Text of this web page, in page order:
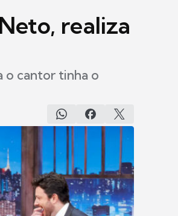
realiza
o cantor tinha o